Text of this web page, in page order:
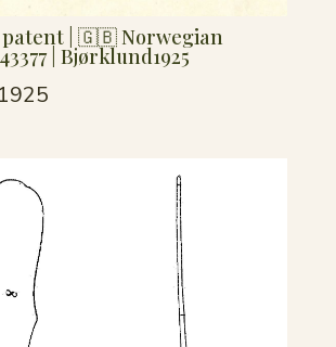
| 🇬🇧 Norwegian
| Bjørklund1925